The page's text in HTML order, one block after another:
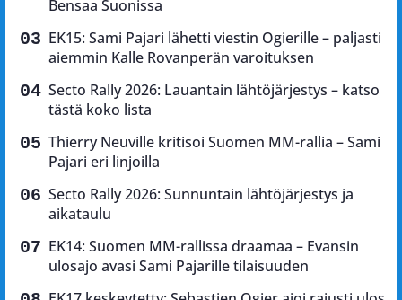
Bensaa Suonissa
EK15: Sami Pajari lähetti viestin Ogierille – paljasti
aiemmin Kalle Rovanperän varoituksen
Secto Rally 2026: Lauantain lähtöjärjestys – katso
tästä koko lista
Thierry Neuville kritisoi Suomen MM-rallia – Sami
Pajari eri linjoilla
Secto Rally 2026: Sunnuntain lähtöjärjestys ja
aikataulu
EK14: Suomen MM-rallissa draamaa – Evansin
ulosajo avasi Sami Pajarille tilaisuuden